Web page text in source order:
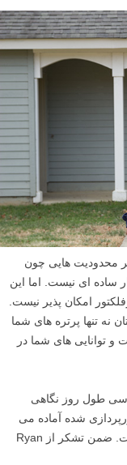
محدودیت هایی چون
ساده ای نیست. اما این
امکان پذیر نیست.
نه تنها پرتره های شما
و توانایی های شما در
طول روز نگاهی
شده آماده می
شویم. سپس به تنظیمات اولیه روز خواهیم پرداخت. ضمن تشکر از Ryan